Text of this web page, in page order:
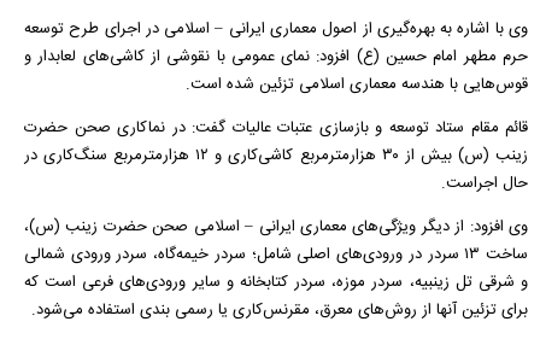
وی با اشاره به بهره‌گیری از اصول معماری ایرانی – اسلامی در اجرای طرح توسعه
حرم مطهر امام حسین (ع) افزود: نمای عمومی با نقوشی از کاشی‌های لعابدار و
قوس‌هایی با هندسه معماری اسلامی تزئین شده است.
قائم مقام ستاد توسعه و بازسازی عتبات عالیات گفت: در نماکاری صحن حضرت
زینب (س) بیش از ۳۰ هزارمترمربع کاشی‌کاری و ۱۲ هزارمترمربع سنگ‌کاری در
حال اجراست.
وی افزود: از دیگر ویژگی‌های معماری ایرانی – اسلامی صحن حضرت زینب (س)،
ساخت ۱۳ سردر در ورودی‌های اصلی شامل؛ سردر خیمه‌گاه، سردر ورودی شمالی
و شرقی تل زینبیه، سردر موزه، سردر کتابخانه و سایر ورودی‌های فرعی است که
برای تزئین آنها از روش‌های معرق، مقرنس‌کاری یا رسمی بندی استفاده می‌شود.